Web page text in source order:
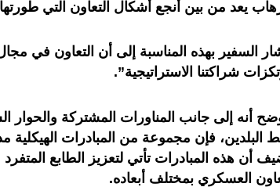
يعد من بين أنجع أشكال التعاون التي
السفير بهذه المناسبة إلى أن التعاون في
شراكتنا الاستراتيجية”.
أنه إلى جانب المناورات المشتركة
البلدين، فإن مجموعة من المبادرات الهيكلية
أن هذه المبادرات تأتي لتعزيز الطابع المتفرد
العسكري بمختلف أبعاده.